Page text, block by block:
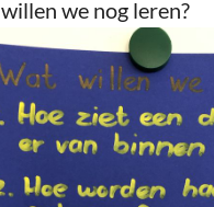
we nog leren?